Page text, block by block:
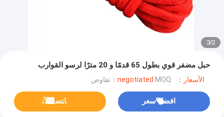
2
/
3
حبل مضفر قوي بطول 65 قدمًا و 20 مترًا لرسو القوارب
الأسعار：negotiated MOQ：تفاوض
افضل سعر ﺎﺘﺼﻟ ﺍﻶﻧ